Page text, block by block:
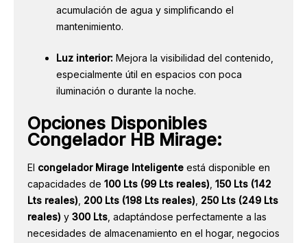
acumulación de agua y simplificando el
mantenimiento.
Luz interior: Mejora la visibilidad del contenido,
especialmente útil en espacios con poca
iluminación o durante la noche.
Opciones Disponibles
Congelador HB Mirage:
El congelador Mirage Inteligente está disponible en
capacidades de 100 Lts (99 Lts reales) 150 Lts (142
Lts reales) 200 Lts (198 Lts reales) 250 Lts (249 Lts
reales) y 300 Lts , adaptándose perfectamente a las
necesidades de almacenamiento en el hogar, negocios